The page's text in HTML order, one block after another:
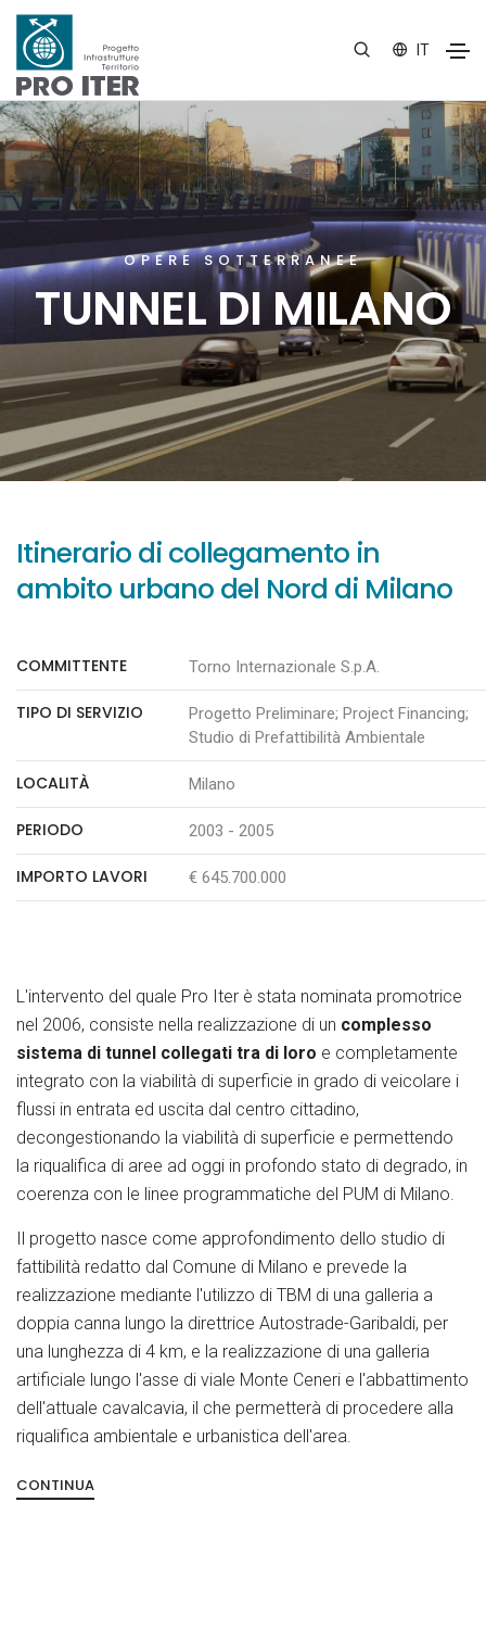
IT
OPERE SOTTERRANEE
TUNNEL DI MILANO
Itinerario di collegamento in
ambito urbano del Nord di Milano
COMMITTENTE Torno Internazionale S.p.A.
TIPO DI SERVIZIO
Progetto Preliminare; Project Financing;
Studio di Prefattibilità Ambientale
LOCALITÀ Milano
PERIODO 2003 - 2005
IMPORTO LAVORI € 645.700.000
L'intervento del quale Pro Iter è stata nominata promotrice
nel 2006, consiste nella realizzazione di un complesso
sistema di tunnel collegati tra di loro e completamente
integrato con la viabilità di superficie in grado di veicolare i
flussi in entrata ed uscita dal centro cittadino,
decongestionando la viabilità di superficie e permettendo
la riqualifica di aree ad oggi in profondo stato di degrado, in
coerenza con le linee programmatiche del PUM di Milano.
Il progetto nasce come approfondimento dello studio di
fattibilità redatto dal Comune di Milano e prevede la
realizzazione mediante l'utilizzo di TBM di una galleria a
doppia canna lungo la direttrice Autostrade-Garibaldi, per
una lunghezza di 4 km, e la realizzazione di una galleria
artificiale lungo l'asse di viale Monte Ceneri e l'abbattimento
dell'attuale cavalcavia, il che permetterà di procedere alla
riqualifica ambientale e urbanistica dell'area.
CONTINUA